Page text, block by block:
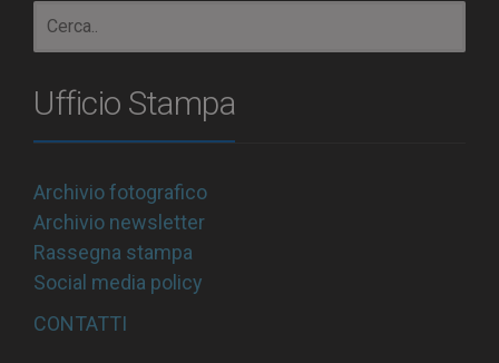
Ufficio Stampa
Archivio fotografico
Archivio newsletter
Rassegna stampa
Social media policy
CONTATTI